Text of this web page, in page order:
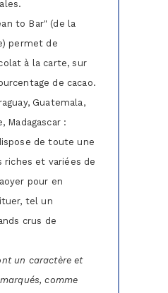
to Bar" (de la
permet de
à la carte, sur
de cacao.
Guatemala,
Madagascar :
de toute une
riches et variées de
pour en
tel un
crus de
un caractère et
comme